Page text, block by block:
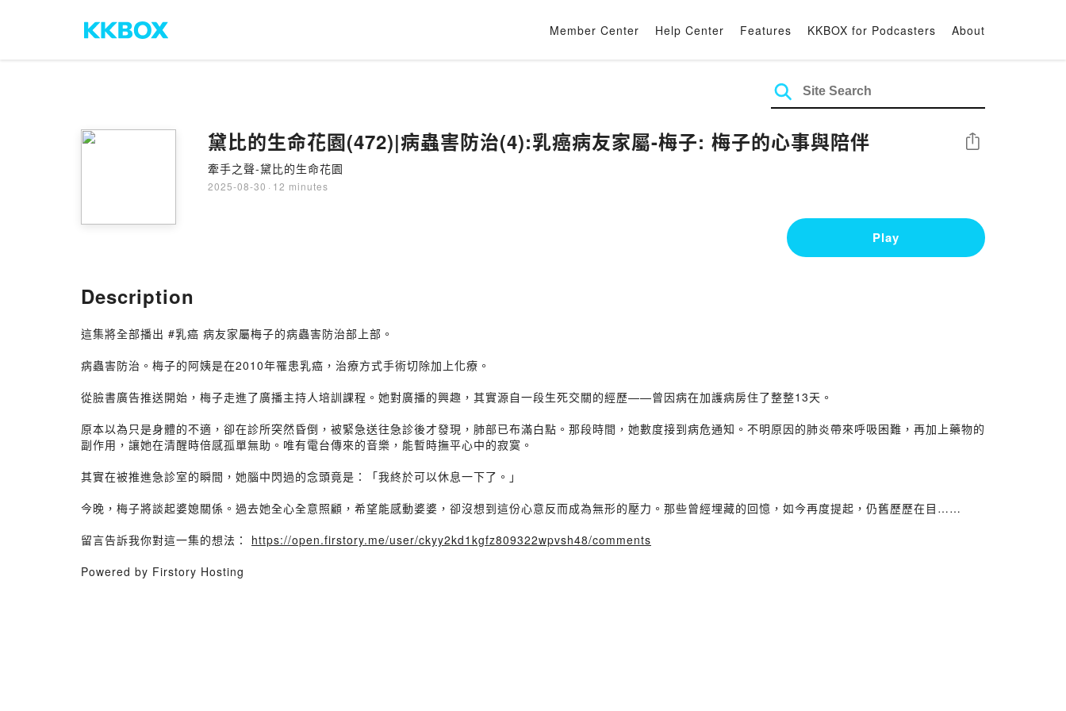
Member Center Help Center Features KKBOX for Podcasters About
黛比的生命花園(472)|病蟲害防治(4):乳癌病友家屬-梅子: 梅子的心事與陪伴
牽手之聲-黛比的生命花園
2025-08-30 · 12 minutes
Share
Play
Description
這集將全部播出 #乳癌 病友家屬梅子的病蟲害防治部上部。
病蟲害防治。梅子的阿姨是在2010年罹患乳癌，治療方式手術切除加上化療。
從臉書廣告推送開始，梅子走進了廣播主持人培訓課程。她對廣播的興趣，其實源自一段生死交關的經歷——曾因病在加護病房住了整整13天。
原本以為只是身體的不適，卻在診所突然昏倒，被緊急送往急診後才發現，肺部已布滿白點。那段時間，她數度接到病危通知。不明原因的肺炎帶來呼吸困難，再加上藥物的
副作用，讓她在清醒時倍感孤單無助。唯有電台傳來的音樂，能暫時撫平心中的寂寞。
其實在被推進急診室的瞬間，她腦中閃過的念頭竟是：「我終於可以休息一下了。」
今晚，梅子將談起婆媳關係。過去她全心全意照顧，希望能感動婆婆，卻沒想到這份心意反而成為無形的壓力。那些曾經埋藏的回憶，如今再度提起，仍舊歷歷在目……
留言告訴我你對這一集的想法： https://open.firstory.me/user/ckyy2kd1kgfz809322wpvsh48/comments
Powered by Firstory Hosting